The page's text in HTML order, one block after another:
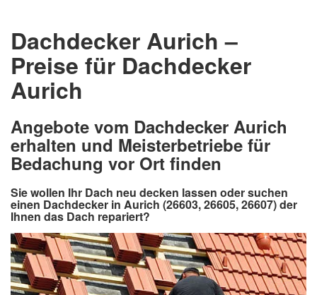
Dachdecker Aurich –
Preise für Dachdecker
Aurich
Angebote vom Dachdecker Aurich
erhalten und Meisterbetriebe für
Bedachung vor Ort finden
Sie wollen Ihr Dach neu decken lassen oder suchen
einen Dachdecker in Aurich (26603, 26605, 26607) der
Ihnen das Dach repariert?